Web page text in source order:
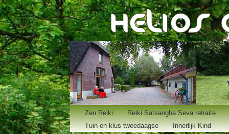
Zen Reiki
Reiki Satsangha Seva retraite
Tuin en klus tweedaagse
Innerlijk Kind